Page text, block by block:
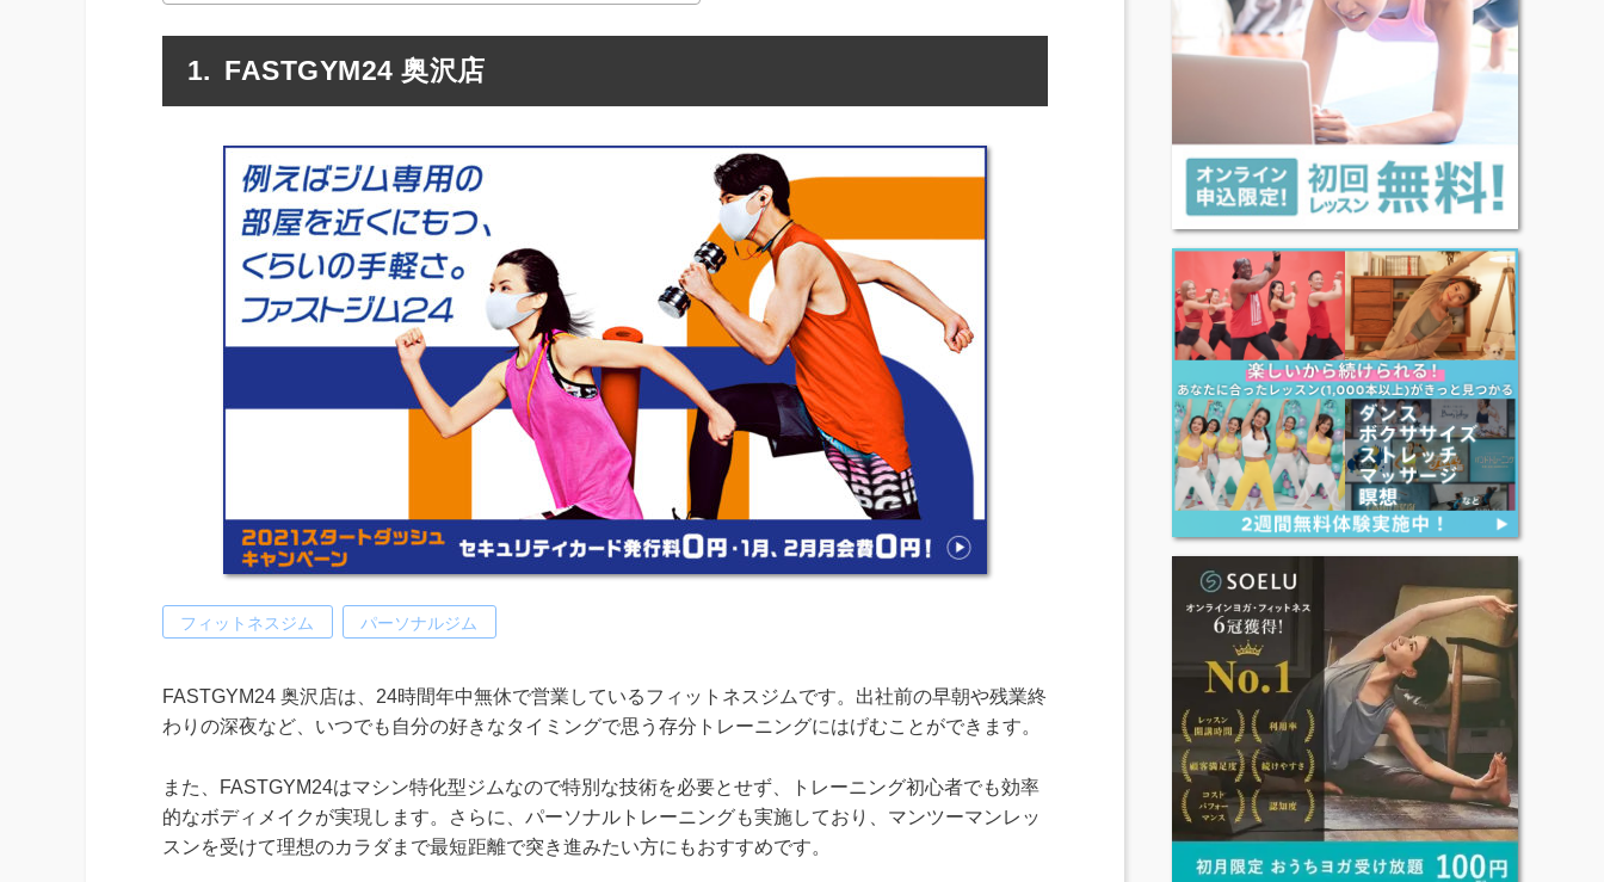
FASTGYM24 奥沢店
フィットネスジム パーソナルジム
FASTGYM24 奥沢店は、24時間年中無休で営業しているフィットネスジムです。出社前の早朝や残業終
わりの深夜など、いつでも自分の好きなタイミングで思う存分トレーニングにはげむことができます。
また、FASTGYM24はマシン特化型ジムなので特別な技術を必要とせず、トレーニング初心者でも効率
的なボディメイクが実現します。さらに、パーソナルトレーニングも実施しており、マンツーマンレッ
スンを受けて理想のカラダまで最短距離で突き進みたい方にもおすすめです。